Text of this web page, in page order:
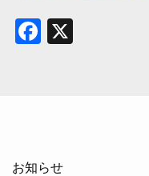
Facebook
お知らせ